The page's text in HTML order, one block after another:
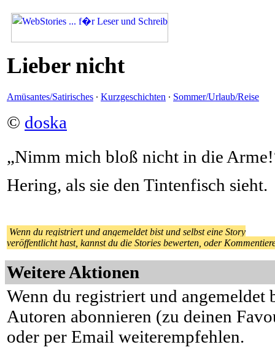
Lieber nicht
Amüsantes/Satirisches · Kurzgeschichten · Sommer/Urlaub/Reise
© doska
„Nimm mich bloß nicht in die
Hering, als sie den Tintenfisch sieht.
Wenn du registriert und angemeldet bist und selbst eine Story
veröffentlicht hast, kannst du die Stories bewerten, oder
Weitere Aktionen
Wenn du registriert und angemeldet
Autoren abonnieren (zu deinen
oder per Email weiterempfehlen.